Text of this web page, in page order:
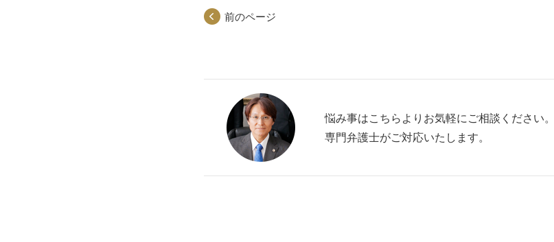
前のページ
悩み事はこちらよりお気軽にご相談ください。
専門弁護士がご対応いたします。